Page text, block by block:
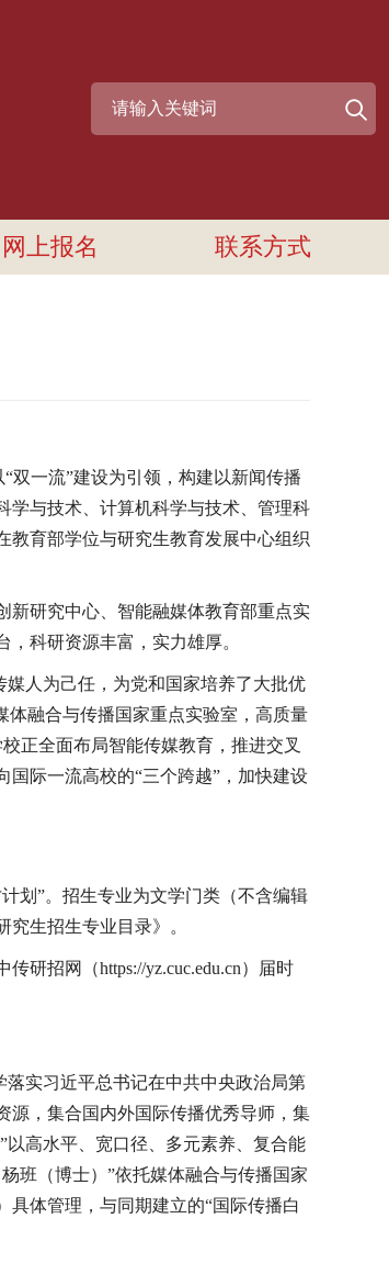
网上报名 联系方式
“双一流”建设为引领，构建以新闻传播
学与技术、计算机科学与技术、管理科
教育部学位与研究生教育发展中心组织
新研究中心、智能融媒体教育部重点实
科研资源丰富，实力雄厚。
媒人为己任，为党和国家培养了大批优
体融合与传播国家重点实验室，高质量
正全面布局智能传媒教育，推进交叉
际一流高校的“三个跨越”，加快建设
划”。招生专业为文学门类（不含编辑
究生招生专业目录》。
传研招网（https://yz.cuc.edu.cn）届时
落实习近平总书记在中共中央政治局第
源，集合国内外国际传播优秀导师，集
高水平、宽口径、多元素养、复合能
班（博士）”依托媒体融合与传播国家
体管理，与同期建立的“国际传播白